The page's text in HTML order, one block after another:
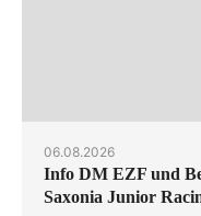
06.08.2026
Info DM EZF und
Saxonia Junior